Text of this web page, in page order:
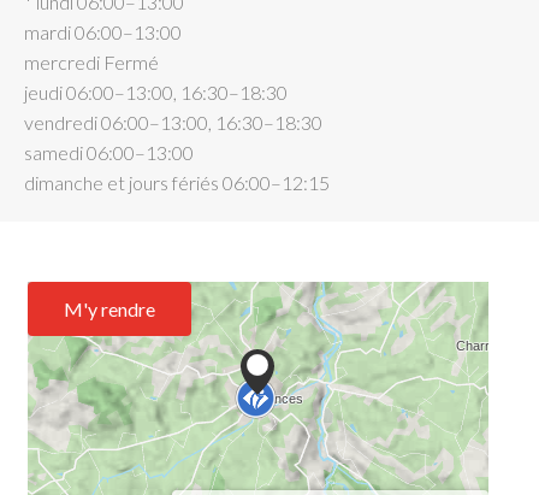
mardi 06:00–13:00
mercredi Fermé
jeudi 06:00–13:00, 16:30–18:30
vendredi 06:00–13:00, 16:30–18:30
samedi 06:00–13:00
dimanche et jours fériés 06:00–12:15
M'y rendre